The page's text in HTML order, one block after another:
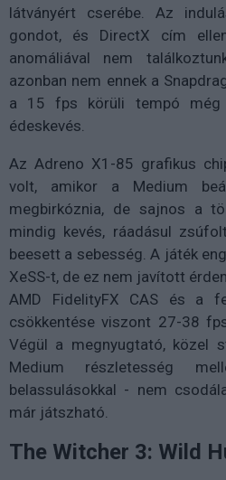
látványért cserébe. Az
gondot, és DirectX cím
anomáliával nem
azonban nem ennek a
a 15 fps körüli tempó még
édeskevés.
Az Adreno X1-85 grafikus
volt, amikor a Medium
megbirkóznia, de sajnos a
mindig kevés, ráadásul
beesett a sebesség. A játék
XeSS-t, de ez nem javított
AMD FidelityFX CAS és a
csökkentése viszont 27-38
Végül a megnyugtató, közel
Medium részletesség
belassulásokkal - nem
már játszható.
The Witcher 3: Wild